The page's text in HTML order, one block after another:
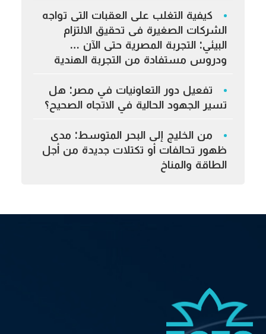
كيفية التغلب على العقبات التى تواجه
الشركات الصغيرة فى تحقيق الالتزام
البيئي: التجربة المصرية حتى الآن …
ودروس مستفادة من التجربة الهندية
تفعيل دور التعاونيات في مصر: هل
تسير الجهود الحالية في الاتجاه الصحيح؟
من الخليج إلى البحر المتوسط: مدى
ظهور تحالفات أو تكتلات جديدة من أجل
الطاقة والمناخ